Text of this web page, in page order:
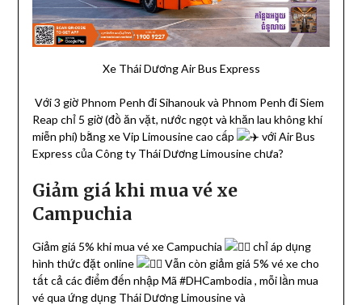
Xe Thái Dương Air Bus Express
Với 3 giờ Phnom Penh đi Sihanouk và Phnom Penh đi Siem
Reap chỉ 5 giờ (đồ ăn vặt, nước ngọt và khăn lau không khí
miễn phí) bằng xe Vip Limousine cao cấp
với Air Bus
Express của Công ty Thái Dương Limousine chưa?
Giảm giá khi mua vé xe
Campuchia
Giảm giá 5% khi mua vé xe Campuchia
chỉ áp dụng
hình thức đặt online
Vẫn còn giảm giá 5% vé xe cho
tất cả các điểm đến nhập Mã #DHCambodia , mỗi lần mua
vé qua ứng dụng Thái Dương Limousine và